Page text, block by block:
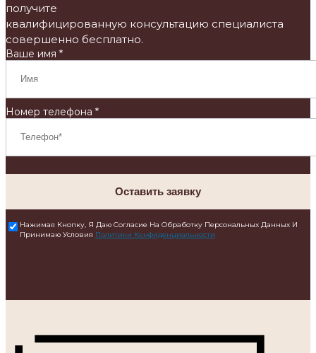
получите
квалифицированную консультацию специалиста
совершенно бесплатно.
Ваше имя *
Номер телефона *
Оставить заявку
Нажимая Кнопку, Я Даю Согласие На Обработку Персональных Данных И
Принимаю Условия Политики Конфиденциальности